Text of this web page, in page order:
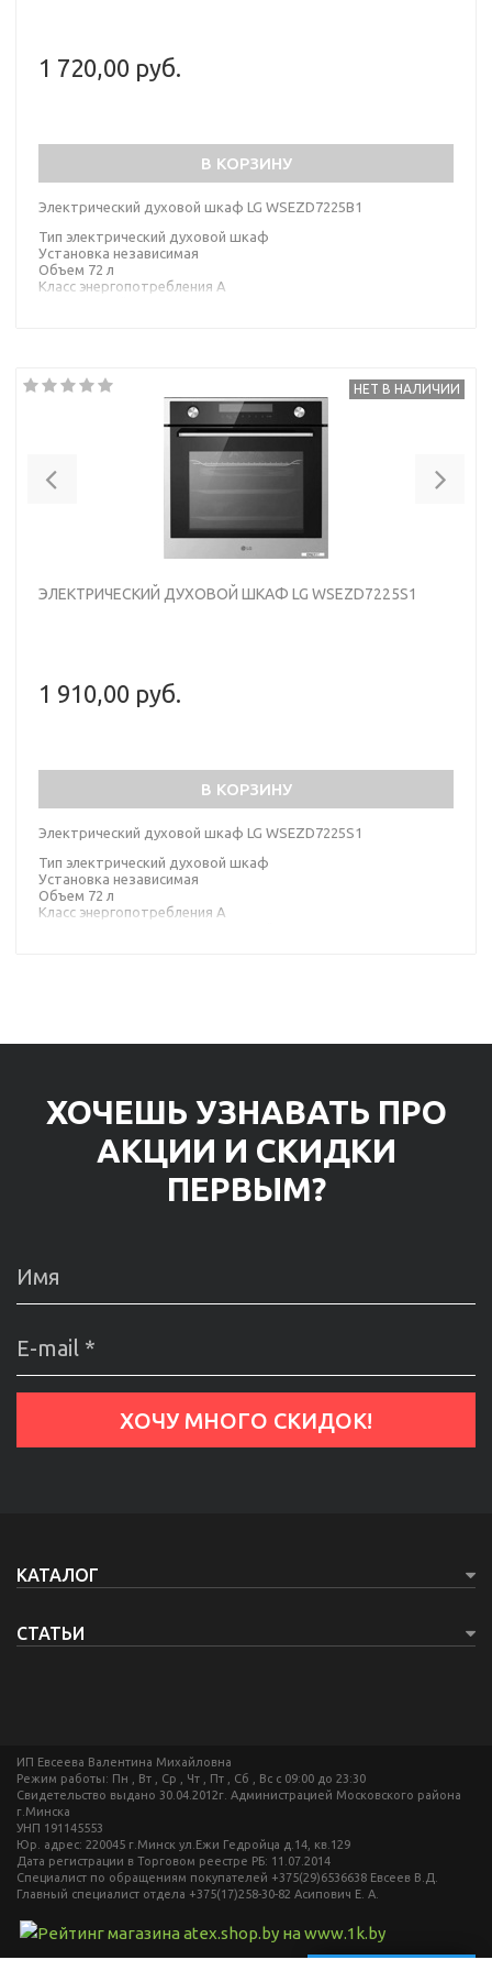
1 720,00 руб.
В КОРЗИНУ
Электрический духовой шкаф LG WSEZD7225B1
Тип электрический духовой шкаф
Установка независимая
Объем 72 л
Класс энергопотребления A
НЕТ В НАЛИЧИИ
ЭЛЕКТРИЧЕСКИЙ ДУХОВОЙ ШКАФ LG WSEZD7225S1
1 910,00 руб.
В КОРЗИНУ
Электрический духовой шкаф LG WSEZD7225S1
Тип электрический духовой шкаф
Установка независимая
Объем 72 л
Класс энергопотребления A
ХОЧЕШЬ УЗНАВАТЬ ПРО
АКЦИИ И СКИДКИ
ПЕРВЫМ?
КАТАЛОГ
СТАТЬИ
ИП Eвсеева Валентина Михайловна
Режим работы: Пн , Вт , Ср , Чт , Пт , Сб , Вс c 09:00 до 23:30
Свидетельство выдано 30.04.2012г. Администрацией Московского района
г.Минска
УНП 191145553
Юр. адрес: 220045 г.Минск ул.Ежи Гедройца д.14, кв.129
Дата регистрации в Торговом реестре РБ: 11.07.2014
Специалист по обращениям покупателей +375(29)6536638 Евсеев В.Д.
Главный специалист отдела +375(17)258-30-82 Асипович Е. А.